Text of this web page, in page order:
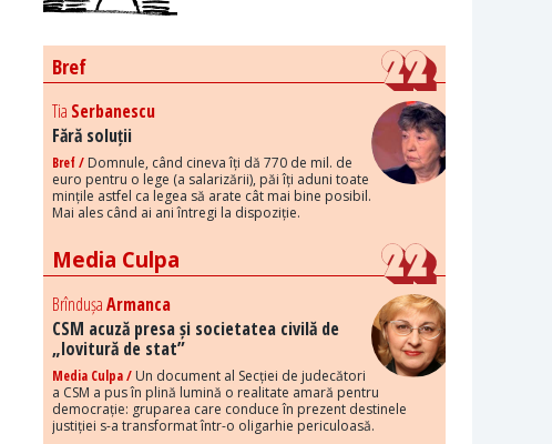
Bref
Tia Serbanescu
Fără soluții
Bref / Domnule, când cineva îți dă 770 de mil. de
euro pentru o lege (a salarizării), păi îți aduni toate
mințile astfel ca legea să arate cât mai bine posibil.
Mai ales când ai ani întregi la dispoziție.
Media Culpa
BrîndușaArmanca
CSM acuză presa și societatea civilă de
„lovitură de stat”
Media Culpa / Un document al Secției de judecători
a CSM a pus în plină lumină o realitate amară pentru
democrație: gruparea care conduce în prezent destinele
justiției s-a transformat într-o oligarhie periculoasă.